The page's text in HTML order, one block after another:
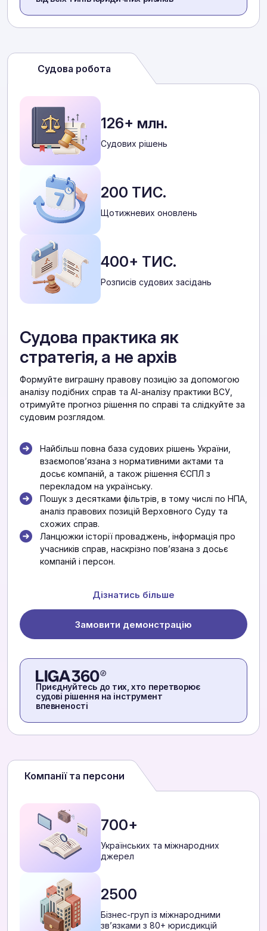
Судова робота
126+ млн.
Cудових рішень
200 ТИС.
Щотижневих оновлень
400+ ТИС.
Розписів судових засідань
Судова практика як
стратегія, а не архів
Формуйте виграшну правову позицію за допомогою
аналізу подібних справ та АІ-аналізу практики ВСУ,
отримуйте прогноз рішення по справі та слідкуйте за
судовим розглядом.
Найбільш повна база судових рішень України,
взаємоповʼязана з нормативними актами та
досьє компаній, а також рішення ЄСПЛ з
перекладом на українську.
Пошук з десятками фільтрів, в тому числі по НПА,
аналіз правових позицій Верховного Суду та
схожих справ.
Ланцюжки історії проваджень, інформація про
учасників справ, наскрізно повʼязана з досьє
компаній і персон.
Дізнатись більше
Замовити демонстрацію
Приєднуйтесь до тих, хто перетворює
судові рішення на інструмент
впевненості
Компанії та персони
700+
Українських та міжнародних
джерел
2500
Бізнес-груп із міжнародними
звʼязками з 80+ юрисдикцій